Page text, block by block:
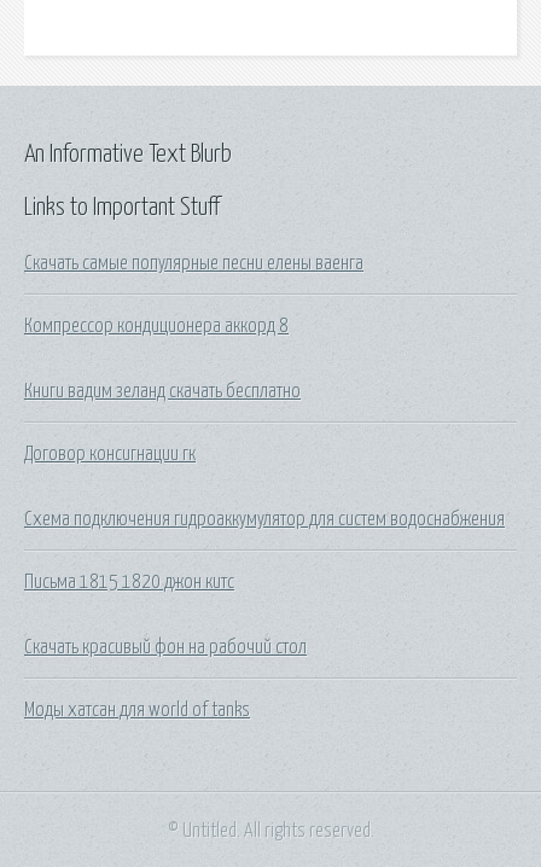
Links to Important Stuff
Скачать самые популярные песни елены ваенга
Компрессор кондиционера аккорд 8
Книги вадим зеланд скачать бесплатно
Договор консигнации гк
Схема подключения гидроаккумулятор для систем водоснабжения
Письма 1815 1820 джон китс
Скачать красивый фон на рабочий стол
Моды хатсан для world of tanks
An Informative Text Blurb
© Untitled. All rights reserved.